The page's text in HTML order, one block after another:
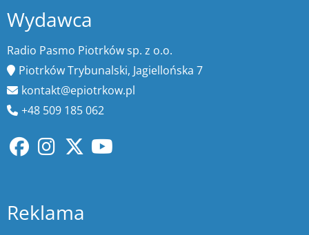
Wydawca
Radio Pasmo Piotrków sp. z o.o.
Piotrków Trybunalski, Jagiellońska 7
kontakt@epiotrkow.pl
+48 509 185 062
Reklama